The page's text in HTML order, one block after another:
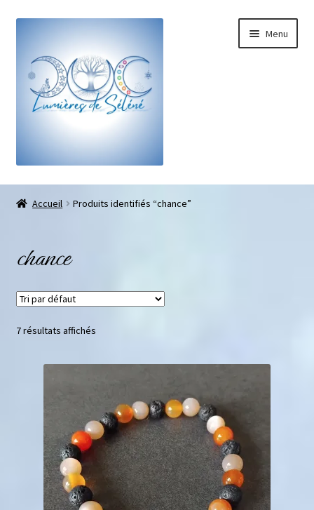
Menu
Boutique
Galets pouce anti-stress
Pendentifs sifflet et fioles
Mini géodes
Bougies lithothérapie
Carte Cadeau
Qui suis-je ?
Accueil Produits identifiés “chance”
chance
7 résultats affichés